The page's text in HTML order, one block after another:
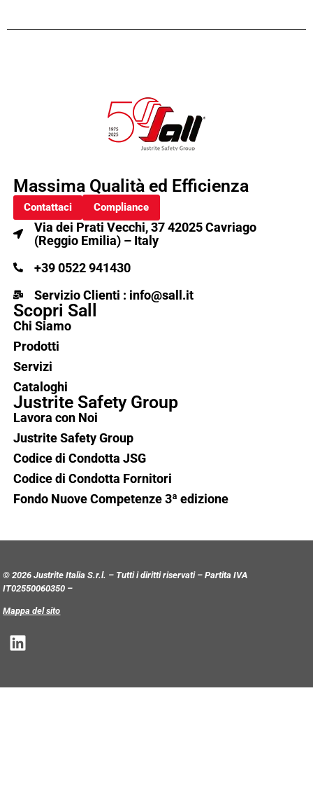
Massima Qualità ed Efficienza
Contattaci Compliance
Via dei Prati Vecchi, 37 42025 Cavriago
(Reggio Emilia) – Italy
+39 0522 941430
Servizio Clienti : info@sall.it
Scopri Sall
Chi Siamo
Prodotti
Servizi
Cataloghi
Justrite Safety Group
Lavora con Noi
Justrite Safety Group
Codice di Condotta JSG
Codice di Condotta Fornitori
Fondo Nuove Competenze 3ª edizione
© 2026 Justrite Italia S.r.l. – Tutti i diritti riservati – Partita IVA
IT02550060350 –
Mappa del sito